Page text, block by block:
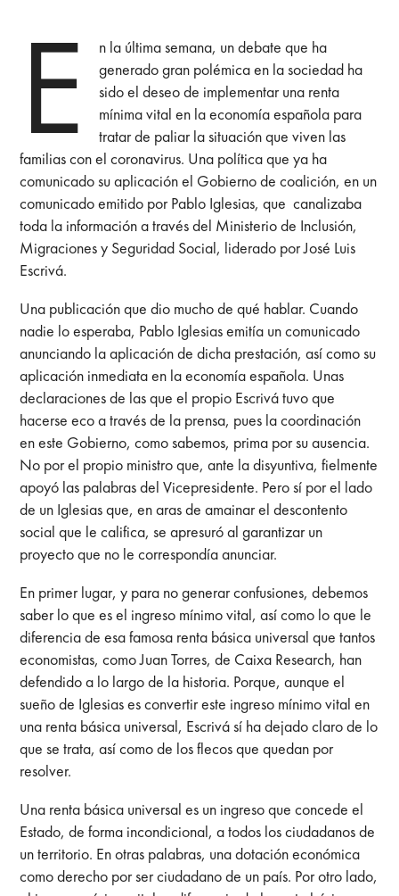
E
n la última semana, un debate que ha
generado gran polémica en la sociedad ha
sido el deseo de implementar una renta
mínima vital en la economía española para
tratar de paliar la situación que viven las
familias con el coronavirus. Una política que ya ha
comunicado su aplicación el Gobierno de coalición, en un
comunicado emitido por Pablo Iglesias, que canalizaba
toda la información a través del Ministerio de Inclusión,
Migraciones y Seguridad Social, liderado por José Luis
Escrivá.
Una publicación que dio mucho de qué hablar. Cuando
nadie lo esperaba, Pablo Iglesias emitía un comunicado
anunciando la aplicación de dicha prestación, así como su
aplicación inmediata en la economía española. Unas
declaraciones de las que el propio Escrivá tuvo que
hacerse eco a través de la prensa, pues la coordinación
en este Gobierno, como sabemos, prima por su ausencia.
No por el propio ministro que, ante la disyuntiva, fielmente
apoyó las palabras del Vicepresidente. Pero sí por el lado
de un Iglesias que, en aras de amainar el descontento
social que le califica, se apresuró al garantizar un
proyecto que no le correspondía anunciar.
En primer lugar, y para no generar confusiones, debemos
saber lo que es el ingreso mínimo vital, así como lo que le
diferencia de esa famosa renta básica universal que tantos
economistas, como Juan Torres, de Caixa Research, han
defendido a lo largo de la historia. Porque, aunque el
sueño de Iglesias es convertir este ingreso mínimo vital en
una renta básica universal, Escrivá sí ha dejado claro de lo
que se trata, así como de los flecos que quedan por
resolver.
Una renta básica universal es un ingreso que concede el
Estado, de forma incondicional, a todos los ciudadanos de
un territorio. En otras palabras, una dotación económica
como derecho por ser ciudadano de un país. Por otro lado,